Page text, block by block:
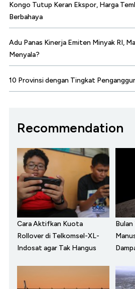
Kongo Tutup Keran Ekspor, Harga
Berbahaya
Adu Panas Kinerja Emiten Minyak RI,
Menyala?
10 Provinsi dengan Tingkat
Recommendation
Cara Aktifkan Kuota
Rollover di Telkomsel-XL-
Indosat agar Tak Hangus